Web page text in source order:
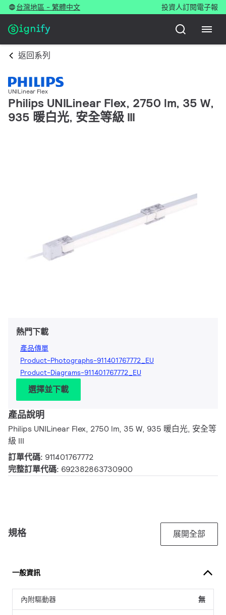
台灣地區 - 繁體中文 投資人訂閱電子報
返回系列
UNILinear Flex
Philips UNILinear Flex, 2750 lm, 35 W,
935 暖白光, 安全等級 III
熱門下載
產品傳單
Product-Photographs-911401767772_EU
Product-Diagrams-911401767772_EU
選擇並下載
產品說明
Philips UNILinear Flex, 2750 lm, 35 W, 935 暖白光, 安全等
級 III
訂單代碼: 911401767772
完整訂單代碼: 692382863730900
規格 展開全部
一般資訊
內附驅動器 無